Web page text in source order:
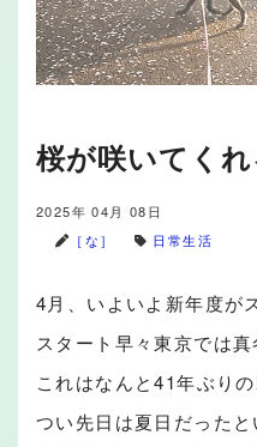
桜が咲いてく
2025年 04月 08日
［な］
日常生活
4月、いよいよ新年度が
スタート早々東京では真
これはなんと41年ぶりの
つい先日は夏日だったと